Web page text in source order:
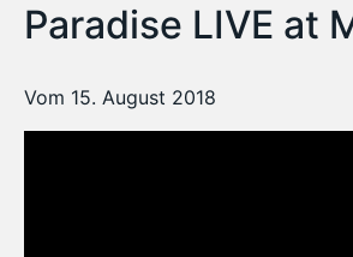
Paradise LIVE at
Vom 15. August 2018